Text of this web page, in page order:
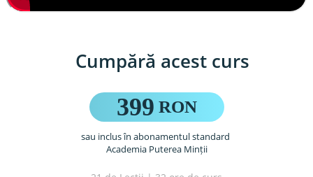
Cumpără acest curs
399 RON
sau inclus în abonamentul standard
Academia Puterea Minții